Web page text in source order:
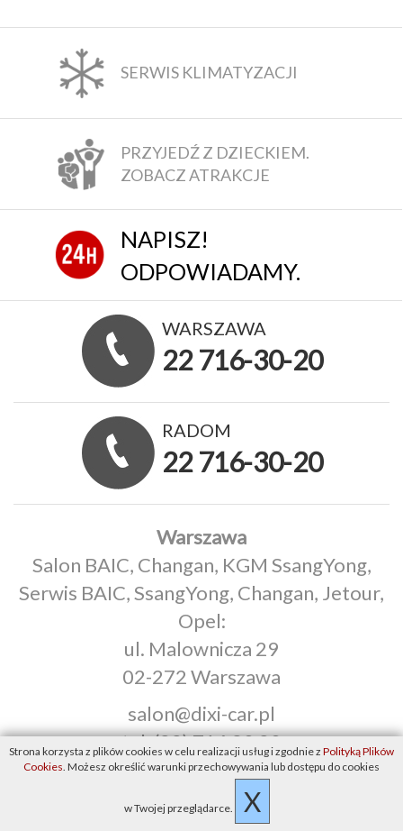
SERWIS KLIMATYZACJI
PRZYJEDŹ Z DZIECKIEM.
ZOBACZ ATRAKCJE
NAPISZ!
ODPOWIADAMY.
WARSZAWA
22 716-30-20
RADOM
22 716-30-20
Warszawa
Salon BAIC, Changan, KGM SsangYong,
Serwis BAIC, SsangYong, Changan, Jetour,
Opel:
ul. Malownicza 29
02-272 Warszawa
salon@dixi-car.pl
tel.(22) 716 30 20
Radom
tel.(48) 360 98 26
Strona korzysta z plików cookies w celu realizacji usług i zgodnie z Polityką Plików
Cookies. Możesz określić warunki przechowywania lub dostępu do cookies
w Twojej przeglądarce. X